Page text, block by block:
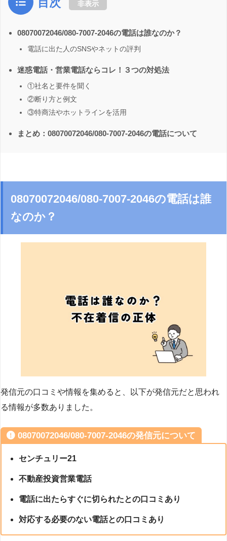
非表示
08070072046/080-7007-2046の電話は誰なのか？
電話に出た人のSNSやネットの評判
迷惑電話・営業電話ならコレ！３つの対処法
①社名と要件を聞く
②断り方と例文
③特商法やホットラインを活用
まとめ：08070072046/080-7007-2046の電話について
08070072046/080-7007-2046の電話は誰
なのか？
発信元の口コミや情報を集めると、以下が発信元だと思われ
る情報が多数ありました。
08070072046/080-7007-2046の発信元について
センチュリー21
不動産投資営業電話
電話に出たらすぐに切られたとの口コミあり
対応する必要のない電話との口コミあり